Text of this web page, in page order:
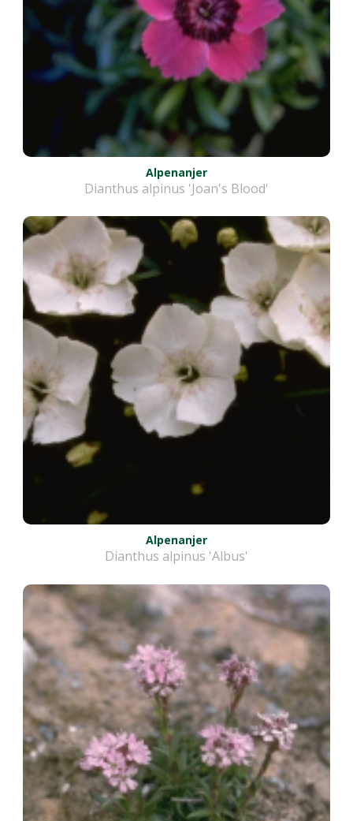
Alpenanjer
Dianthus alpinus 'Joan's Blood'
Alpenanjer
Dianthus alpinus 'Albus'